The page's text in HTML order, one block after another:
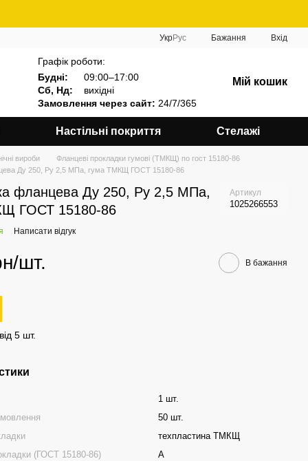
УкрРус Бажання Вхід
Графік роботи:
Будні:
09:00–17:00
Сб, Нд:
вихідні
Замовлення через сайт: 24/7/365
Мій кошик
Настільні покриття Стелажі
вироби
Фланцеві прокладки гумові (ТМКЩ) по гост 15180-86
Ду 250, Ру 2,5 МПа, гума ТМКЩ ГОСТ 15180-86
фланцева Ду 250, Ру 2,5 МПа,
ГОСТ 15180-86
Артикул
1025266553
Написати відгук
шт. В бажання
5 шт.
1 шт.
50 шт.
техпластина ТМКЩ
(ГОСТ 15180-86)
А